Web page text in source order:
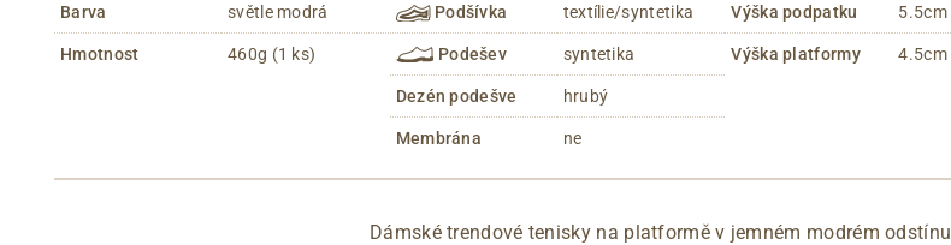
Barva světle modrá
Hmotnost 460g (1 ks)
Podšívka textílie/syntetika
Podešev syntetika
Dezén podešve hrubý
Membrána ne
Výška podpatku 5.5cm
Výška platformy 4.5cm
Dámské trendové tenisky na platformě v jemném modrém odstínu